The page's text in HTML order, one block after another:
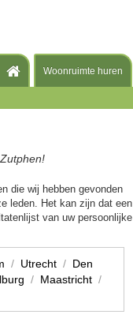
Woonruimte huren
die wij hebben gevonden
leden. Het kan zijn dat een
van uw persoonlijke
/ Utrecht / Den
/ Maastricht /